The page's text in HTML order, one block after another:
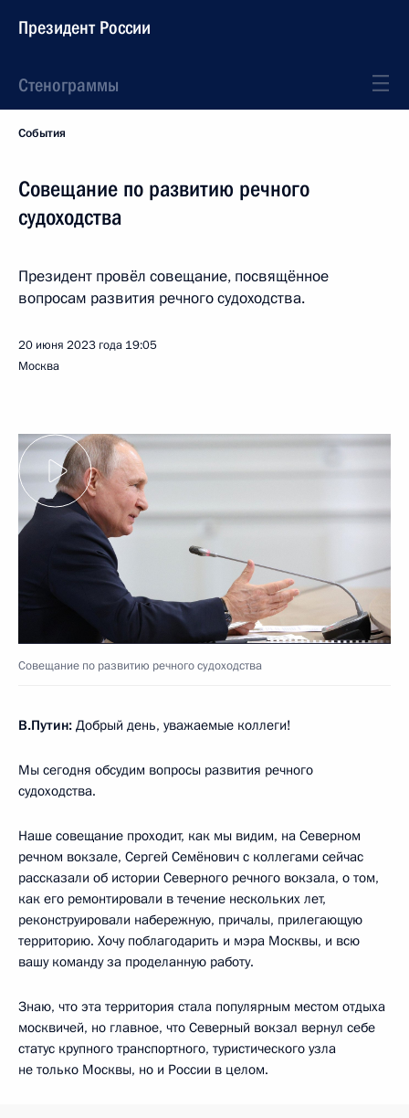
Президент России
Стенограммы
События
Совещание по развитию речного
судоходства
Президент провёл совещание, посвящённое
вопросам развития речного судоходства.
20 июня 2023 года 19:05
Москва
Совещание по развитию речного судоходства
В.Путин: Добрый день, уважаемые коллеги!
Мы сегодня обсудим вопросы развития речного
судоходства.
Наше совещание проходит, как мы видим, на Северном
речном вокзале, Сергей Семёнович с коллегами сейчас
рассказали об истории Северного речного вокзала, о том,
как его ремонтировали в течение нескольких лет,
реконструировали набережную, причалы, прилегающую
территорию. Хочу поблагодарить и мэра Москвы, и всю
вашу команду за проделанную работу.
Знаю, что эта территория стала популярным местом отдыха
москвичей, но главное, что Северный вокзал вернул себе
статус крупного транспортного, туристического узла
не только Москвы, но и России в целом.